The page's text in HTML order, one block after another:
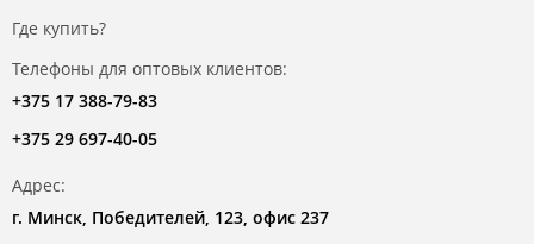
Где купить?
Телефоны для оптовых клиентов:
+375 17 388-79-83
+375 29 697-40-05
Адрес:
г. Минск, Победителей, 123, офис 237